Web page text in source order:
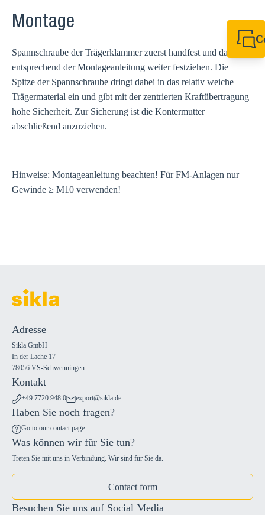
Montage
Spannschraube der Trägerklammer zuerst handfest und dann
entsprechend der Montageanleitung weiter festziehen. Die
Spitze der Spannschraube dringt dabei in das relativ weiche
Trägermaterial ein und gibt mit der zentrierten Kraftübertragung
hohe Sicherheit. Zur Sicherung ist die Kontermutter
abschließend anzuziehen.
Hinweise: Montageanleitung beachten! Für FM-Anlagen nur
Gewinde ≥ M10 verwenden!
Adresse
Sikla GmbH
In der Lache 17
78056 VS-Schwenningen
Kontakt
+49 7720 948 0 export@sikla.de
Haben Sie noch fragen?
Go to our contact page
Was können wir für Sie tun?
Treten Sie mit uns in Verbindung. Wir sind für Sie da.
Contact form
Besuchen Sie uns auf Social Media
+49 7720